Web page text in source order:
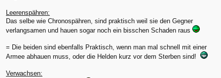
Leerenspähren:
Das selbe wie Chronospähren, sind praktisch weil sie den Gegner
verlangsamen und hauen sogar noch ein bisschen Schaden raus
= Die beiden sind ebenfalls Praktisch, wenn man mal schnell mit einer
Armee abhauen muss, oder die Helden kurz vor dem Sterben sind!
Verwachsen: